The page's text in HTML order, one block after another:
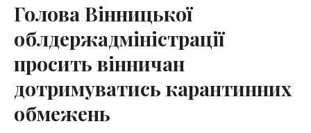
Голова Вінницької
облдержадміністрації
просить вінничан
дотримуватись карантинних
обмежень